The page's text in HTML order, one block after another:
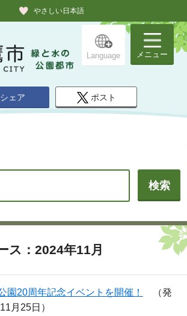
やさしい日本語
Language メニュー
シェア ポスト
ス：2024年11月
園20周年記念イベントを開催！
（発
月25日）